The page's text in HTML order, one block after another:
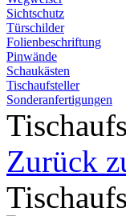
Sichtschutz
Türschilder
Folienbeschriftung
Pinwände
Schaukästen
Tischaufsteller
Sonderanfertigungen
Zurück